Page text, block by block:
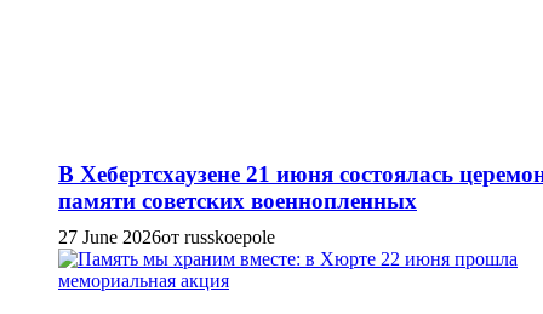
В Хебертсхаузене 21 июня состоялась
памяти советских военнопленных
27 June 2026от russkoepole